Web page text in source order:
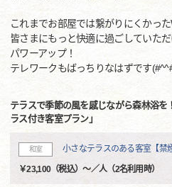
これまでお部屋では繋がりにくかった
皆さまにもっと快適に過ごしていた
パワーアップ！
テレワークもばっちりなはずです
テラスで季節の風を感じながら森林浴を
ラス付き客室プラン」
和室 小さなテラスのある客室【禁煙
￥23,100（税込）～／人（2名利用時）